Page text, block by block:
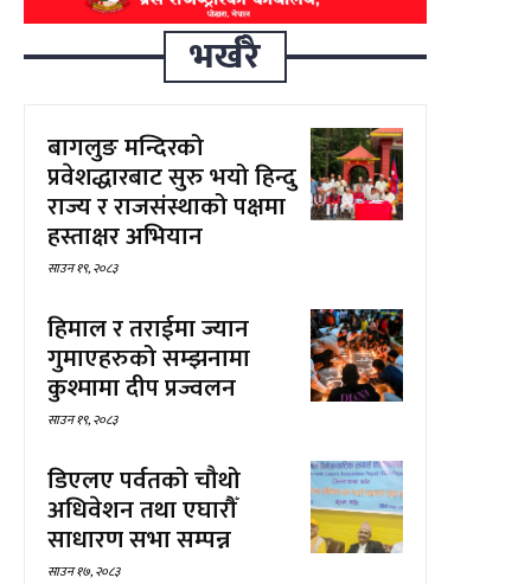
भर्खरै
बागलुङ मन्दिरको
प्रवेशद्धारबाट सुरु भयो हिन्दु
राज्य र राजसंस्थाको पक्षमा
हस्ताक्षर अभियान
साउन १९, २०८३
हिमाल र तराईमा ज्यान
गुमाएहरुको सम्झनामा
कुश्मामा दीप प्रज्वलन
साउन १९, २०८३
डिएलए पर्वतको चौथो
अधिवेशन तथा एघारौँ
साधारण सभा सम्पन्न
साउन १७, २०८३